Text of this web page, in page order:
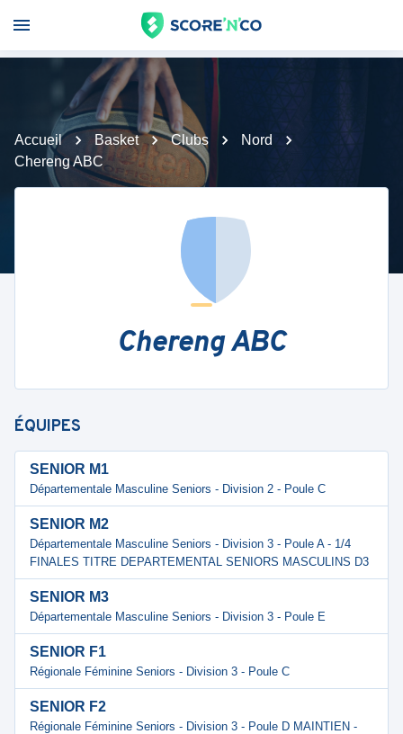
Accueil Basket Clubs
Nord
Chereng ABC
Chereng ABC
ÉQUIPES
SENIOR M1
Départementale Masculine Seniors - Division 2 - Poule C
SENIOR M2
Départementale Masculine Seniors - Division 3 - Poule A - 1/4
FINALES TITRE DEPARTEMENTAL SENIORS MASCULINS D3
SENIOR M3
Départementale Masculine Seniors - Division 3 - Poule E
SENIOR F1
Régionale Féminine Seniors - Division 3 - Poule C
SENIOR F2
Régionale Féminine Seniors - Division 3 - Poule D MAINTIEN -